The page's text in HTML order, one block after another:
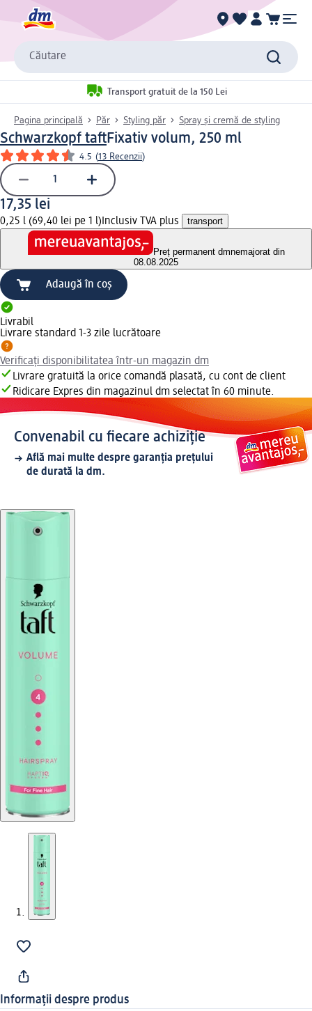
Căutare
Transport gratuit de la 150 Lei
Pagina principală Păr Styling păr Spray și cremă de styling
Schwarzkopf taftFixativ volum, 250 ml
4.5 (13 Recenzii)
17,35 lei
0,25 l (69,40 lei pe 1 l) Inclusiv TVA plus transport
Preț permanent dmnemajorat din
08.08.2025
Adaugă în coș
Livrabil
Livrare standard 1-3 zile lucrătoare
Verificați disponibilitatea într-un magazin dm
Livrare gratuită la orice comandă plasată, cu cont de client
Ridicare Expres din magazinul dm selectat în 60 minute.
Convenabil cu fiecare achiziție
Află mai multe despre garanția prețului
de durată la dm.
Informații despre produs